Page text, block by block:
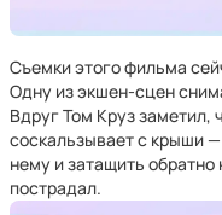
Съемки этого фильма
Одну из экшен-сцен
Вдруг Том Круз заметил,
соскальзывает с крыши
нему и затащить
пострадал.